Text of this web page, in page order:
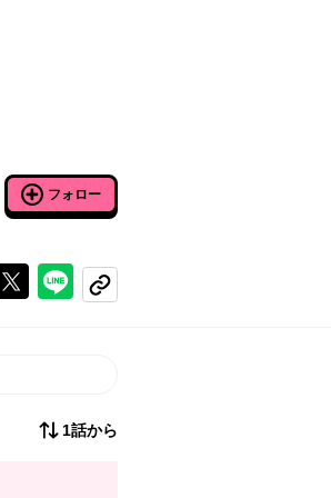
フォロー
Xで投稿するラインでシェアする
コピーする
1話から